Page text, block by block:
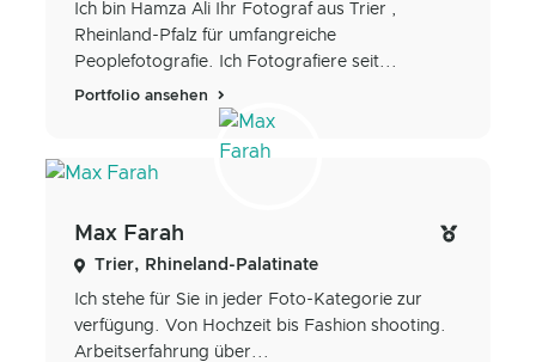
Ich bin Hamza Ali Ihr Fotograf aus Trier ,
Rheinland-Pfalz für umfangreiche
Peoplefotografie. Ich Fotografiere seit...
Portfolio ansehen
Max Farah
Trier, Rhineland-Palatinate
Ich stehe für Sie in jeder Foto-Kategorie zur
verfügung. Von Hochzeit bis Fashion shooting.
Arbeitserfahrung über...